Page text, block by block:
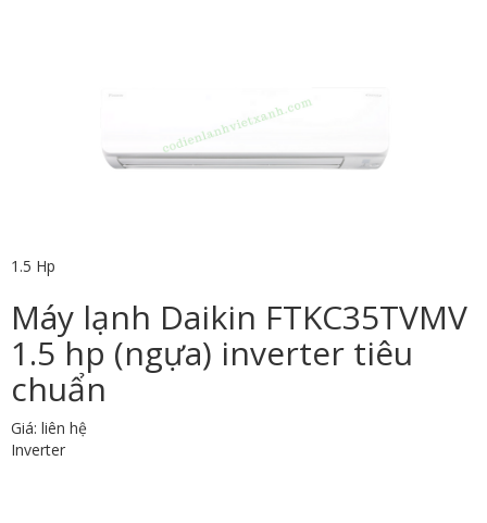
1.5 Hp
Máy lạnh Daikin FTKC35TVMV
1.5 hp (ngựa) inverter tiêu
chuẩn
Giá: liên hệ
Inverter